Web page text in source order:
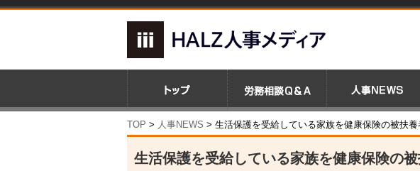
TOP > 人事NEWS > 生活保護を受給している家族を健康保険の被扶
生活保護を受給している家族を健康保険の